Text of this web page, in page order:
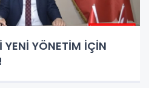
YENİ YÖNETİM İÇİN